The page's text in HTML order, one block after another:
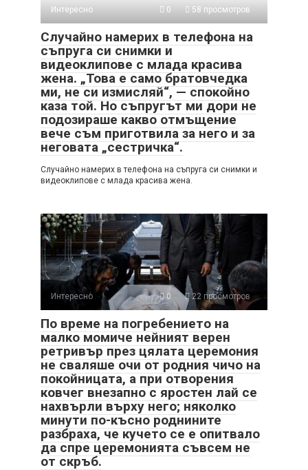
Интересно
0 58 просмотров
Случайно намерих в телефона на
съпруга си снимки и
видеоклипове с млада красива
жена. „Това е само братовчедка
ми, не си измисляй“, — спокойно
каза той. Но съпругът ми дори не
подозираше какво отмъщение
вече съм приготвила за него и за
неговата „сестричка“.
Случайно намерих в телефона на съпруга си снимки и
видеоклипове с млада красива жена.
Интересно 0 22 просмотров
По време на погребението на
малко момиче нейният верен
ретривър през цялата церемония
не сваляше очи от родния чичо на
покойницата, а при отворения
ковчег внезапно с яростен лай се
нахвърли върху него; няколко
минути по-късно роднините
разбраха, че кучето се е опитвало
да спре церемонията съвсем не
от скръб.